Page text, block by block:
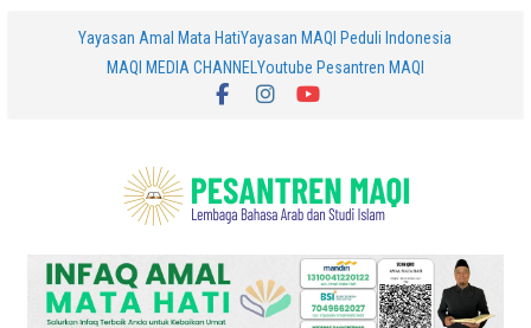
Yayasan Amal Mata HatiYayasan MAQI Peduli Indonesia
MAQI MEDIA CHANNEL Youtube Pesantren MAQI